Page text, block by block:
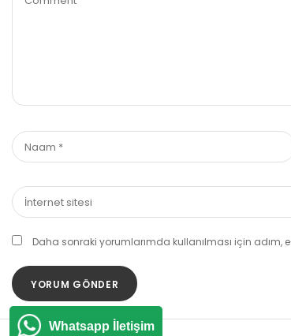
Daha sonraki yorumlarımda kullanılması için
Whatsapp İletişim